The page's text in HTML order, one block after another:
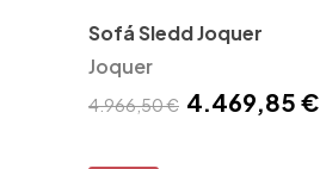
Sofá Sledd Joquer
Joquer
4.966,50 € 4.469,85 €